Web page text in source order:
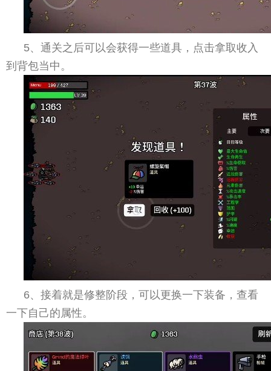
5、通关之后可以会获得一些道具，点击拿取收入
到背包当中。
6、接着就是修整阶段，可以更换一下装备，查看
一下自己的属性。